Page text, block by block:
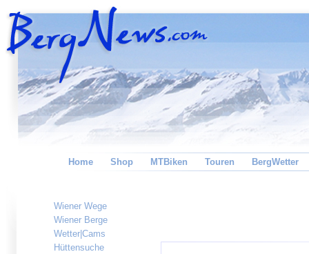
Home Shop MTBiken Touren BergWetter
Wiener Wege
Wiener Berge
Wetter|Cams
Hüttensuche